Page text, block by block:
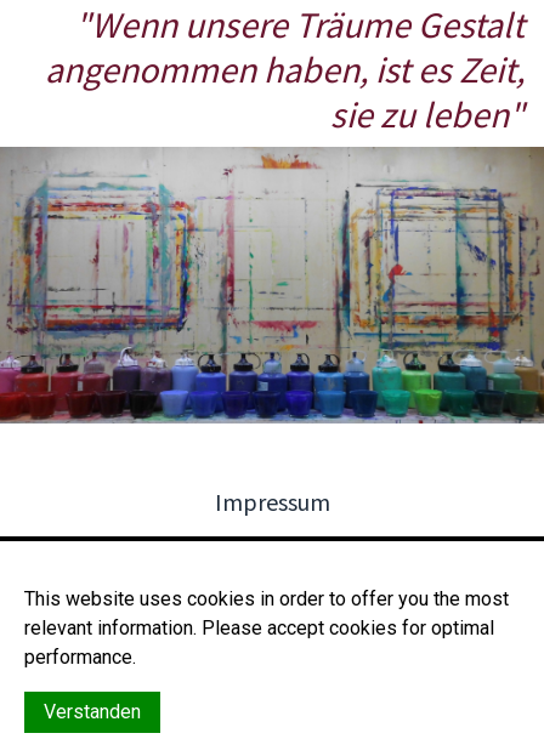
"Wenn unsere Träume Gestalt
angenommen haben, ist es Zeit,
sie zu leben"
Impressum
Kontakt
This website uses cookies in order to offer you the most
relevant information. Please accept cookies for optimal
performance.
Verstanden